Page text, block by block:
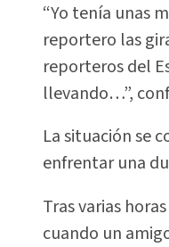
“Yo tenía unas
reportero las
reporteros del
llevando…”,
La situación se
enfrentar una
Tras varias
cuando un